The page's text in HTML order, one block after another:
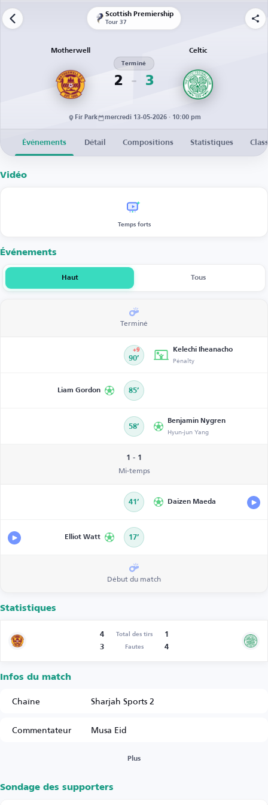
Scottish Premiership
Tour 37
Motherwell
2
Terminé
3
Celtic
Fir Park mercredi 13-05-2026 · 10:00 pm
Événements Détail Compositions Statistiques
Vidéo
Temps forts
Événements
Haut Tous
Terminé
90’
+9 Kelechi Iheanacho
Pénalty
Liam Gordon 85’
58’
Benjamin Nygren
Hyun-jun Yang
1 - 1
Mi-temps
41’ Daizen Maeda
Elliot Watt 17’
Début du match
Statistiques
4 Total des tirs
1
3
Fautes 4
Infos du match
Chaîne
Sharjah Sports 2
Commentateur
Musa Eid
Plus
Sondage des supporters